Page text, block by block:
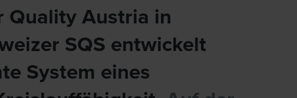
Quality Austria in
SQS entwickelt
System eines